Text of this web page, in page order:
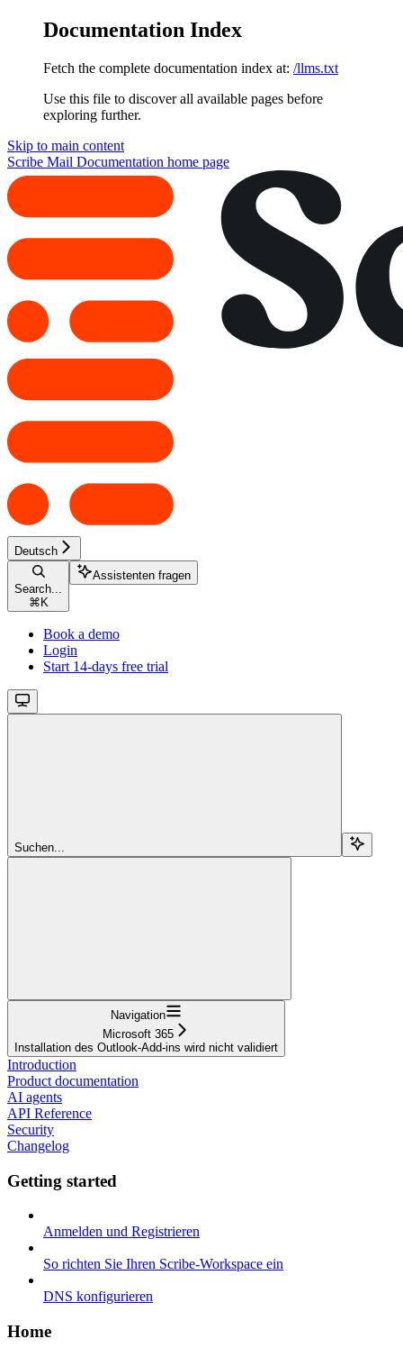
Documentation Index
Fetch the complete documentation index at: /llms.txt
Use this file to discover all available pages before
exploring further.
Skip to main content
Scribe Mail Documentation home page
Deutsch
Search...
⌘ K
Assistenten fragen
Book a demo
Login
Start 14-days free trial
Suchen...
Navigation
Microsoft 365
Installation des Outlook-Add-ins wird nicht validiert
Introduction
Product documentation
AI agents
API Reference
Security
Changelog
Getting started
Anmelden und Registrieren
So richten Sie Ihren Scribe-Workspace ein
DNS konfigurieren
Home